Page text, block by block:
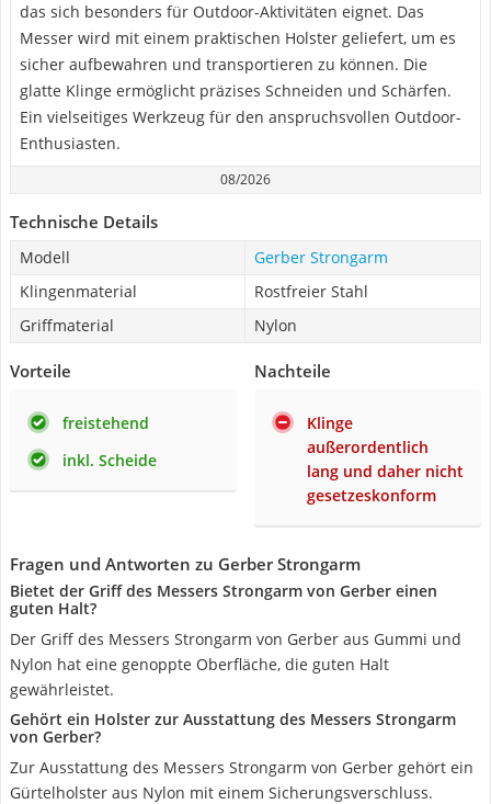
das sich besonders für Outdoor-Aktivitäten eignet. Das
Messer wird mit einem praktischen Holster geliefert, um es
sicher aufbewahren und transportieren zu können. Die
glatte Klinge ermöglicht präzises Schneiden und Schärfen.
Ein vielseitiges Werkzeug für den anspruchsvollen Outdoor-
Enthusiasten.
08/2026
Technische Details
Modell
Gerber Strongarm
Klingenmaterial
Rostfreier Stahl
Griffmaterial
Nylon
Vorteile
freistehend
inkl. Scheide
Nachteile
Klinge
außerordentlich
lang und daher nicht
gesetzeskonform
Fragen und Antworten zu Gerber Strongarm
Bietet der Griff des Messers Strongarm von Gerber einen
guten Halt?
Der Griff des Messers Strongarm von Gerber aus Gummi und
Nylon hat eine genoppte Oberfläche, die guten Halt
gewährleistet.
Gehört ein Holster zur Ausstattung des Messers Strongarm
von Gerber?
Zur Ausstattung des Messers Strongarm von Gerber gehört ein
Gürtelholster aus Nylon mit einem Sicherungsverschluss.